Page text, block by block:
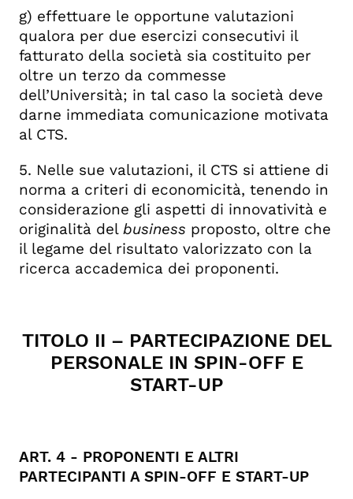
g) effettuare le opportune valutazioni
qualora per due esercizi consecutivi il
fatturato della società sia costituito per
oltre un terzo da commesse
dell’Università; in tal caso la società deve
darne immediata comunicazione motivata
al CTS.
5. Nelle sue valutazioni, il CTS si attiene di
norma a criteri di economicità, tenendo in
considerazione gli aspetti di innovatività e
originalità del business proposto, oltre che
il legame del risultato valorizzato con la
ricerca accademica dei proponenti.
TITOLO II – PARTECIPAZIONE DEL
PERSONALE IN SPIN-OFF E
START-UP
ART. 4 - PROPONENTI E ALTRI
PARTECIPANTI A SPIN-OFF E START-UP